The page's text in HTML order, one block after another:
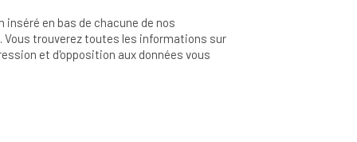
en bas de chacune de nos
trouverez toutes les informations sur
et d'opposition aux données vous